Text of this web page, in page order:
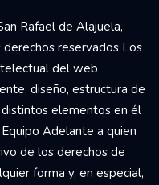
Rafael de Alajuela,
reservados Los
del web
diseño, estructura de
elementos en él
Adelante a quien
de los derechos de
forma y, en especial,